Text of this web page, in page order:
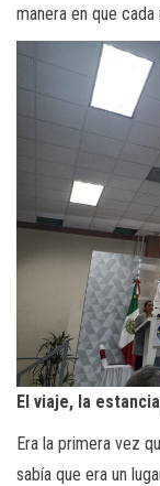
manera en que
El viaje, la
Era la primera vez
sabía que era un